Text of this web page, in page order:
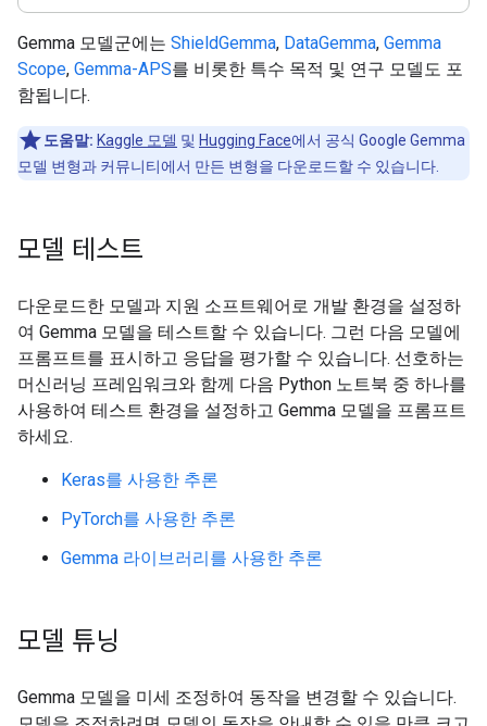
Gemma 모델군에는 ShieldGemma, DataGemma, Gemma
Scope, Gemma-APS를 비롯한 특수 목적 및 연구 모델도 포
함됩니다.
도움말: Kaggle 모델 및 Hugging Face에서 공식 Google Gemma
모델 변형과 커뮤니티에서 만든 변형을 다운로드할 수 있습니다.
모델 테스트
다운로드한 모델과 지원 소프트웨어로 개발 환경을 설정하
여 Gemma 모델을 테스트할 수 있습니다. 그런 다음 모델에
프롬프트를 표시하고 응답을 평가할 수 있습니다. 선호하는
머신러닝 프레임워크와 함께 다음 Python 노트북 중 하나를
사용하여 테스트 환경을 설정하고 Gemma 모델을 프롬프트
하세요.
Keras를 사용한 추론
PyTorch를 사용한 추론
Gemma 라이브러리를 사용한 추론
모델 튜닝
Gemma 모델을 미세 조정하여 동작을 변경할 수 있습니다.